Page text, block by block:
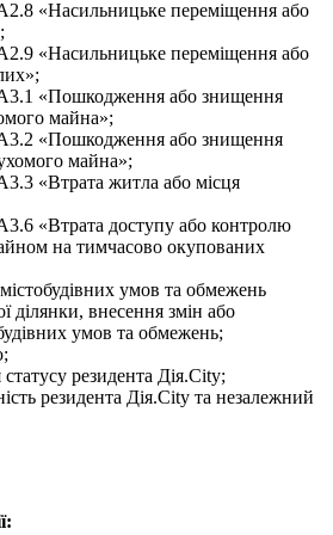
А2.8 «Насильницьке переміщення або
А2.9 «Насильницьке переміщення або
А3.1 «Пошкодження або знищення
майна»;
А3.2 «Пошкодження або знищення
майна»;
«Втрата житла або місця
А3.6 «Втрата доступу або контролю
на тимчасово окупованих
умов та обмежень
ділянки, внесення змін або
умов та обмежень;
резидента Дія.City;
резидента Дія.City та незалежний